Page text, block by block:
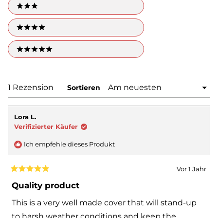
3 stars
4 stars
5 stars
1 Rezension Sortieren
Lora L.
Verifizierter Käufer
Ich empfehle dieses Produkt
Mit
5
von
5
Sternen
bewertet
Vor 1 Jahr
Quality product
This is a very well made cover that will stand-up
Wird geladen...